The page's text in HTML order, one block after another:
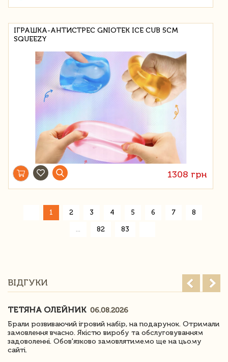
ІГРАШКА-АНТИСТРЕС GNIOTEK ICE CUB 5СМ
SQUEEZY
1308 грн
1 2 3 4 5 6 7 8
82 83
ВІДГУКИ
ТЕТЯНА ОЛЕЙНИК 06.08.2026
Брали розвиваючий ігровий набір, на подарунок. Отримали
замовлення вчасно. Якістю виробу та обслуговуванням
задоволенні. Обов'язково замовлятимемо ще на цьому
сайті.